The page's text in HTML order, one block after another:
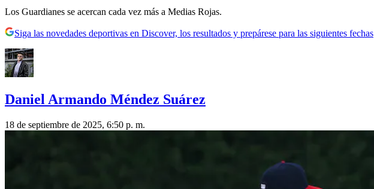
Los Guardianes se acercan cada vez más a Medias Rojas.
Siga las novedades deportivas en Discover, los resultados y prepárese para las siguientes fechas
Daniel Armando Méndez Suárez
18 de septiembre de 2025, 6:50 p. m.